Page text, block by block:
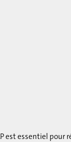
est essentiel pour